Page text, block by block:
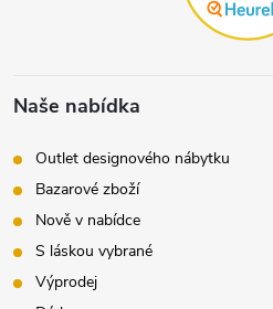
Naše nabídka
Outlet designového nábytku
Bazarové zboží
Nově v nabídce
S láskou vybrané
Výprodej